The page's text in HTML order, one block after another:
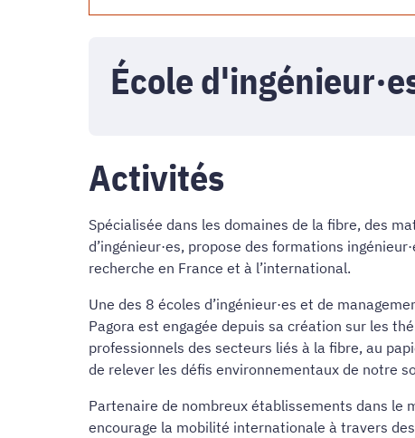
École
Activités
Spécialisée dans les domaines de la fibre, des
d’ingénieur·es, propose des formations
recherche en France et à l’international.
Une des 8 écoles d’ingénieur·es et de
Pagora est engagée depuis sa création sur les
professionnels des secteurs liés à la fibre, au
de relever les défis environnementaux de notre
Partenaire de nombreux établissements dans le
encourage la mobilité internationale à travers